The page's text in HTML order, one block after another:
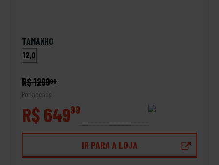
TAMANHO
12,0
R$ 129999
Por apenas
R$ 64999
IR PARA A LOJA